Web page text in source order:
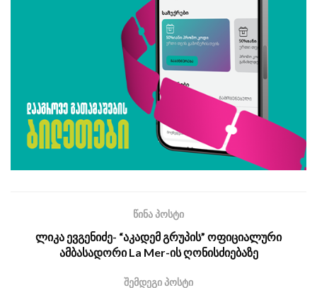
წინა პოსტი
ლიკა ევგენიძე- “აკადემ გრუპის” ოფიციალური
ამბასადორი La Mer-ის ღონისძიებაზე
შემდეგი პოსტი